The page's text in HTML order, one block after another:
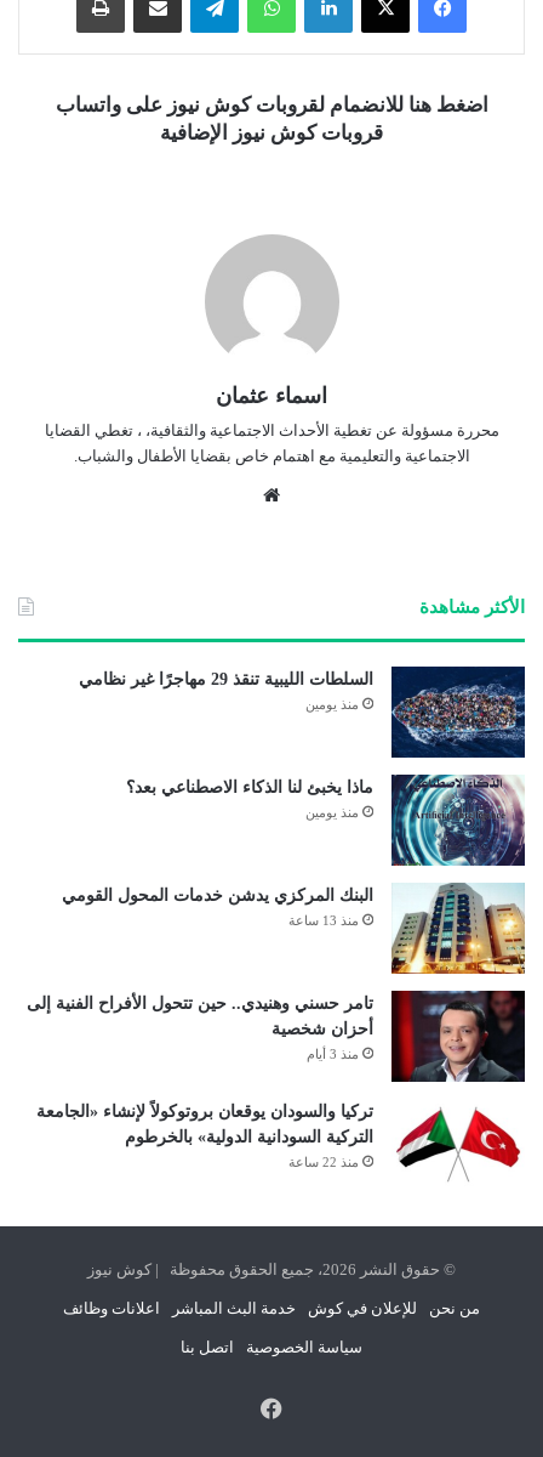
اضغط هنا للانضمام لقروبات كوش نيوز على واتساب
قروبات كوش نيوز الإضافية
اسماء عثمان
محررة مسؤولة عن تغطية الأحداث الاجتماعية والثقافية، ، تغطي القضايا
الاجتماعية والتعليمية مع اهتمام خاص بقضايا الأطفال والشباب.
الأكثر مشاهدة
السلطات الليبية تنقذ 29 مهاجرًا غير نظامي
منذ يومين
ماذا يخبئ لنا الذكاء الاصطناعي بعد؟
منذ يومين
البنك المركزي يدشن خدمات المحول القومي
منذ 13 ساعة
تامر حسني وهنيدي.. حين تتحول الأفراح الفنية إلى
أحزان شخصية
منذ 3 أيام
تركيا والسودان يوقعان بروتوكولاً لإنشاء «الجامعة
التركية السودانية الدولية» بالخرطوم
منذ 22 ساعة
© حقوق النشر 2026، جميع الحقوق محفوظة | كوش نيوز
من نحن للإعلان في كوش خدمة البث المباشر اعلانات وظائف
سياسة الخصوصية اتصل بنا